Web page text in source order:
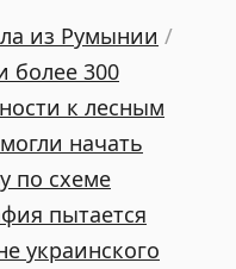
из Румынии /
более 300
к лесным
начать
по схеме
пытается
украинского